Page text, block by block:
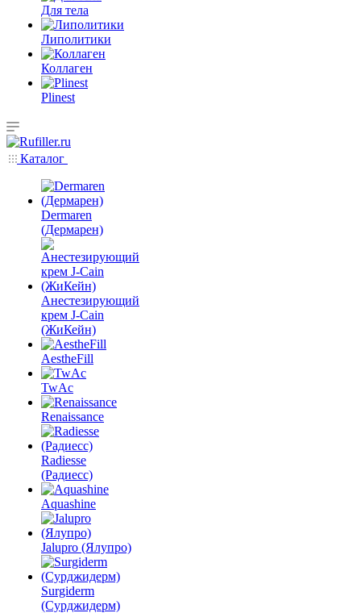
Для тела
Липолитики
Коллаген
Plinest
Каталог
Dermaren
(Дермарен)
Анестезирующий
крем J-Cain
(ЖиКейн)
AestheFill
TwAc
Renaissance
Radiesse
(Радиесс)
Aquashine
Jalupro (Ялупро)
Surgiderm
(Сурджидерм)